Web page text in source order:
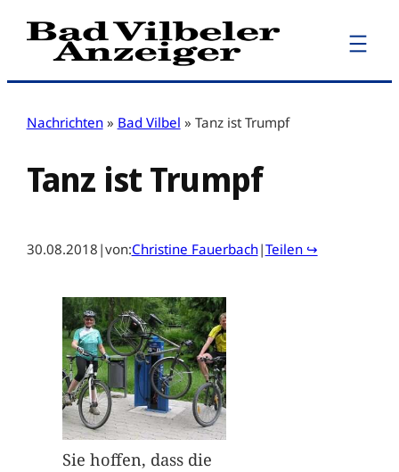
Zum
Inhalt
Nachrichten » Bad Vilbel » Tanz ist Trumpf
Tanz ist Trumpf
30.08.2018 |von:Christine Fauerbach|Teilen ↪
Sie hoffen, dass die